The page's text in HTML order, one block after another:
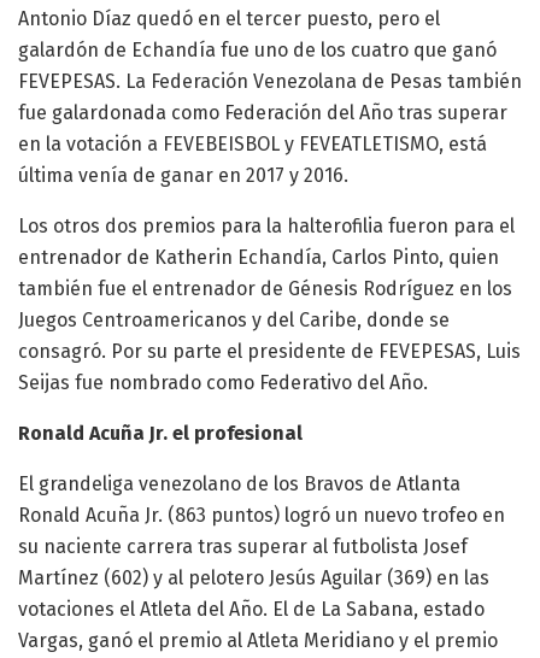
Antonio Díaz quedó en el tercer puesto, pero el
galardón de Echandía fue uno de los cuatro que ganó
FEVEPESAS. La Federación Venezolana de Pesas también
fue galardonada como Federación del Año tras superar
en la votación a FEVEBEISBOL y FEVEATLETISMO, está
última venía de ganar en 2017 y 2016.
Los otros dos premios para la halterofilia fueron para el
entrenador de Katherin Echandía, Carlos Pinto, quien
también fue el entrenador de Génesis Rodríguez en los
Juegos Centroamericanos y del Caribe, donde se
consagró. Por su parte el presidente de FEVEPESAS, Luis
Seijas fue nombrado como Federativo del Año.
Ronald Acuña Jr. el profesional
El grandeliga venezolano de los Bravos de Atlanta
Ronald Acuña Jr. (863 puntos) logró un nuevo trofeo en
su naciente carrera tras superar al futbolista Josef
Martínez (602) y al pelotero Jesús Aguilar (369) en las
votaciones el Atleta del Año. El de La Sabana, estado
Vargas, ganó el premio al Atleta Meridiano y el premio